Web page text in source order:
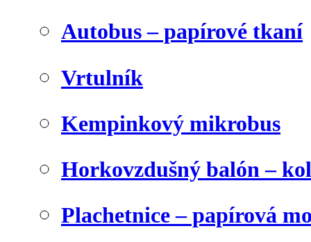
Autobus – papírové tkaní
Vrtulník
Kempinkový mikrobus
Horkovzdušný balón –
Plachetnice – papírová